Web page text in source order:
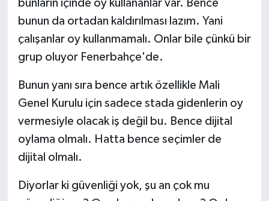
bunların içinde oy kullananlar var. Bence
bunun da ortadan kaldırılması lazım. Yani
çalışanlar oy kullanmamalı. Onlar bile çünkü bir
grup oluyor Fenerbahçe'de.
Bunun yanı sıra bence artık özellikle Mali
Genel Kurulu için sadece stada gidenlerin oy
vermesiyle olacak iş değil bu. Bence dijital
oylama olmalı. Hatta bence seçimler de
dijital olmalı.
Diyorlar ki güvenliği yok, şu an çok mu